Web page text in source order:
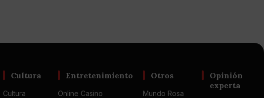
Cultura
Cultura
Entretenimiento
Online Casino
Otros
Mundo Rosa
Opinión
experta